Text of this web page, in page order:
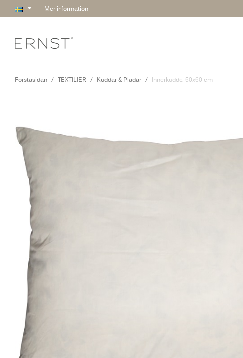
Mer information
Förstasidan TEXTILIER Kuddar & Plädar Innerkudde, 50x60 cm